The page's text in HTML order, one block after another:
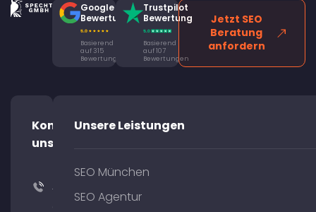
Google
Bewertung
Basierend
auf 315
Bewertungen
Trustpilot
Bewertung
Basierend
auf 107
Bewertungen
Jetzt SEO
Beratung
anfordern
Kontaktiere
uns!
+49
Unsere Leistungen
SEO München
SEO Agentur